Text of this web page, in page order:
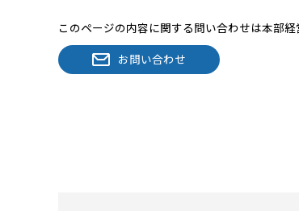
このページの内容に関する問い合わせは本部経
お問い合わせ